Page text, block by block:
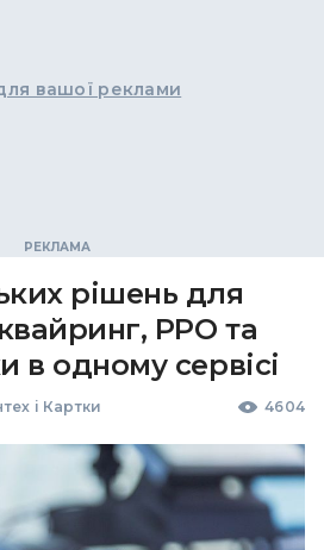
вашої реклами
рішень для
РРО та
в одному сервісі
і Картки 4604